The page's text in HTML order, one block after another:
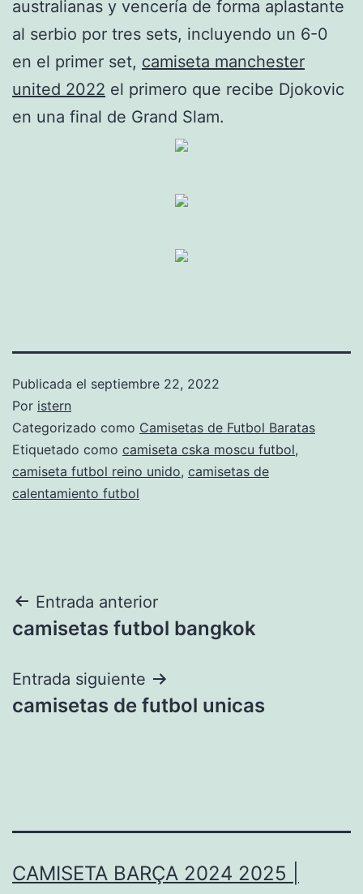
australianas y vencería de forma aplastante
al serbio por tres sets, incluyendo un 6-0
en el primer set, camiseta manchester
united 2022 el primero que recibe Djokovic
en una final de Grand Slam.
Publicada el septiembre 22, 2022
Por istern
Categorizado como Camisetas de Futbol Baratas
Etiquetado como camiseta cska moscu futbol,
camiseta futbol reino unido, camisetas de
calentamiento futbol
Navegación
de
entradas
Entrada anterior
camisetas futbol bangkok
Entrada siguiente
camisetas de futbol unicas
CAMISETA BARÇA 2024 2025 |